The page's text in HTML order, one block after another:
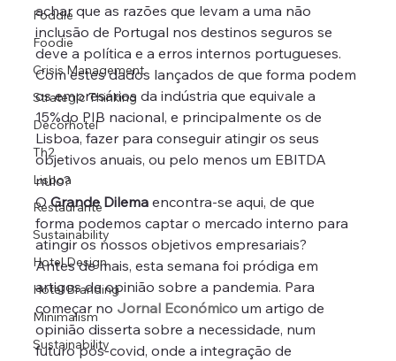
Foddie
Foodie
Crisis Management
Strategic Thinking
Decorhotel
Th2
Lisboa
Restaurante
Sustainability
Hotel Design
Hotel Branding
Minimalism
Sustainability
achar que as razões que levam a uma não
inclusão de Portugal nos destinos seguros se
deve a política e a erros internos portugueses.
Com estes dados lançados de que forma podem
os empresários da indústria que equivale a
15%do PIB nacional, e principalmente os de
Lisboa, fazer para conseguir atingir os seus
objetivos anuais, ou pelo menos um EBITDA
nulo?
O Grande Dilema encontra-se aqui, de que
forma podemos captar o mercado interno para
atingir os nossos objetivos empresariais?
Antes de mais, esta semana foi pródiga em
artigos de opinião sobre a pandemia. Para
começar no Jornal Económico um artigo de
opinião disserta sobre a necessidade, num
futuro pós-covid, onde a integração de